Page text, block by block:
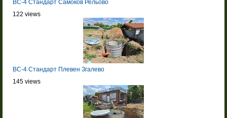
BC-4 Стандарт Самоков Рельово
122 views
BC-4 Стандарт Плевен Згалево
145 views